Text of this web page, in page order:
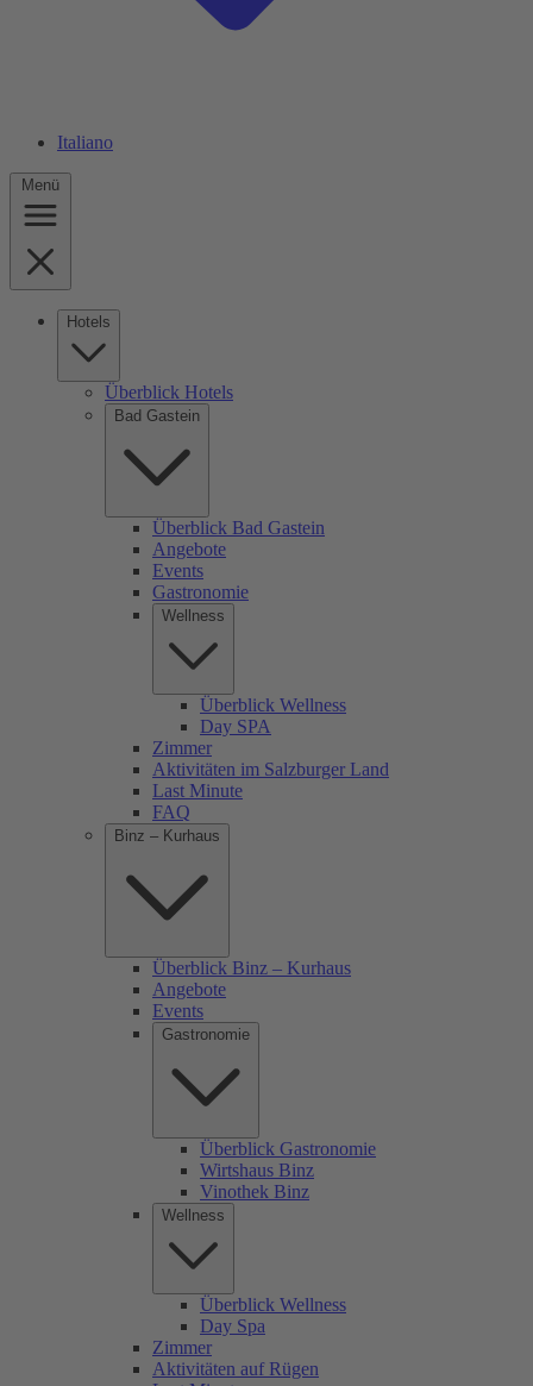
Italiano
Menü
Hotels
Überblick Hotels
Bad Gastein
Überblick Bad Gastein
Angebote
Events
Gastronomie
Wellness
Überblick Wellness
Day SPA
Zimmer
Aktivitäten im Salzburger Land
Last Minute
FAQ
Binz – Kurhaus
Überblick Binz – Kurhaus
Angebote
Events
Gastronomie
Überblick Gastronomie
Wirtshaus Binz
Vinothek Binz
Wellness
Überblick Wellness
Day Spa
Zimmer
Aktivitäten auf Rügen